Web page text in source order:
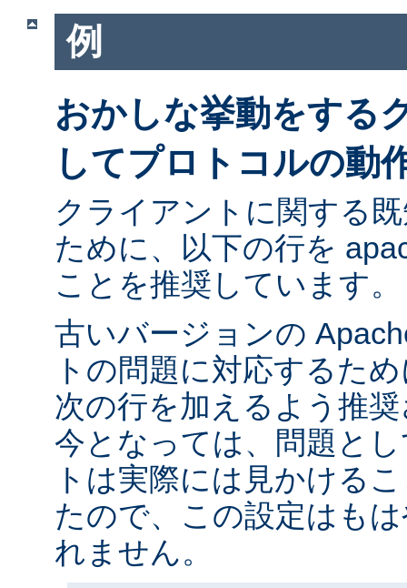
例
おかしな挙動をする
してプロトコルの動
クライアントに関する
ために、以下の行を
ことを推奨しています。
古いバージョンの
トの問題に対応するた
次の行を加えるよう推
今となっては、問題と
トは実際には見かける
たので、この設定はも
れません。